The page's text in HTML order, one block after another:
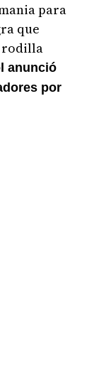
para
que
rodilla
anunció
por